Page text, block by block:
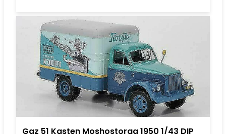
Gaz 51 Kasten Moshostorga 1950 1/43 DIP